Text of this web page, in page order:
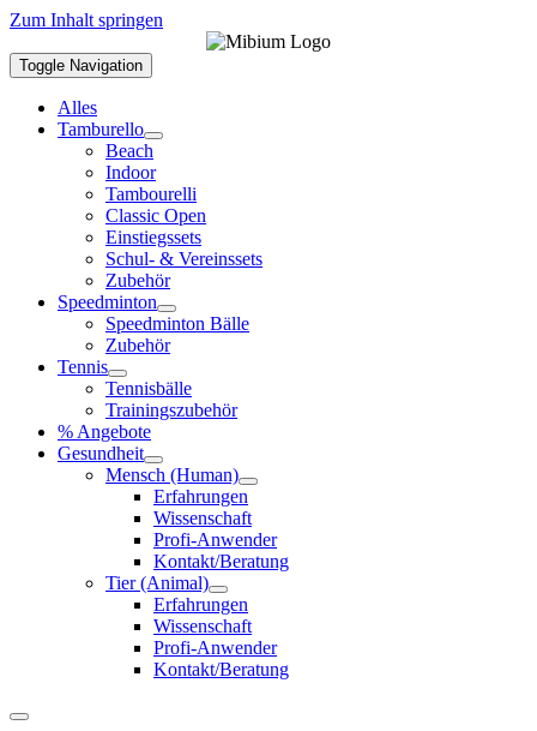
Zum Inhalt springen
Toggle Navigation
Alles
Tamburello
Beach
Indoor
Tambourelli
Classic Open
Einstiegssets
Schul- & Vereinssets
Zubehör
Speedminton
Speedminton Bälle
Zubehör
Tennis
Tennisbälle
Trainingszubehör
% Angebote
Gesundheit
Mensch (Human)
Erfahrungen
Wissenschaft
Profi-Anwender
Kontakt/Beratung
Tier (Animal)
Erfahrungen
Wissenschaft
Profi-Anwender
Kontakt/Beratung